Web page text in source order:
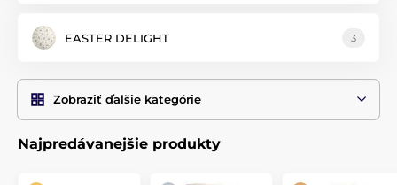
EASTER DELIGHT 3
Zobraziť ďalšie kategórie
Najpredávanejšie produkty